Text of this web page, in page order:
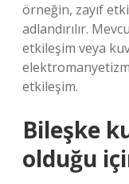
örneğin, zayıf
adlandırılır.
etkileşim veya
etkileşim.
Bileşke
olduğu